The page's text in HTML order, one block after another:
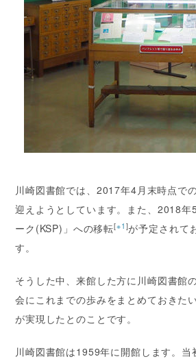
川崎図書館では、2017年4月末時点で
迎えようとしています。また、2018
ーク(KSP)」への移転[※1 ]が予定されて
す。
そうした中、来館した方に川崎図書館
会にこれまでの歩みをまとめておきた
が実現したとのことです。
川崎図書館は1959年に開館します。